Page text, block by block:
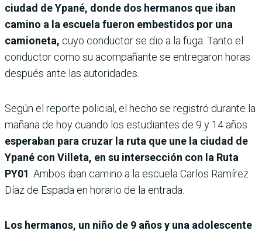
ciudad de Ypané, donde dos hermanos que iban
camino a la escuela fueron embestidos por una
camioneta, cuyo conductor se dio a la fuga. Tanto el
conductor como su acompañante se entregaron horas
después ante las autoridades.
Según el reporte policial, el hecho se registró durante la
mañana de hoy cuando los estudiantes de 9 y 14 años
esperaban para cruzar la ruta que une la ciudad de
Ypané con Villeta, en su intersección con la Ruta
PY01 . Ambos iban camino a la escuela Carlos Ramírez
Díaz de Espada en horario de la entrada.
Los hermanos, un niño de 9 años y una adolescente